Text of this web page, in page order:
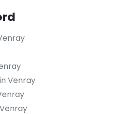
Venray